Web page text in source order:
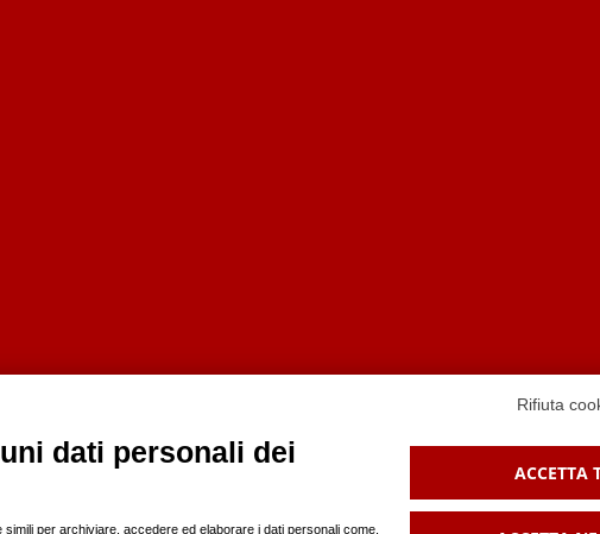
Rifiuta
dati personali dei
per archiviare, accedere ed elaborare i dati personali come,
ACCETTA